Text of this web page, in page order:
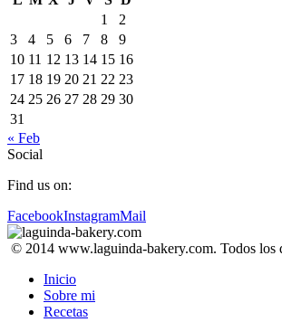
1
2
3
4 5 6 7 8
9
10 11 12 13 14 15 16
17 18 19 20 21 22 23
24 25 26 27 28 29 30
31
« Feb
Social
Find us on:
FacebookInstagramMail
© 2014 www.laguinda-bakery.com. Todos los
Inicio
Sobre mi
Recetas